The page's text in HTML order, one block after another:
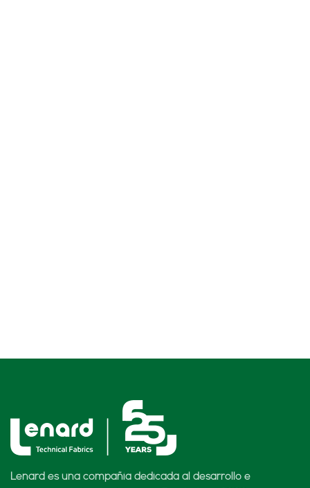
Lenard es una compañía dedicada al desarrollo e